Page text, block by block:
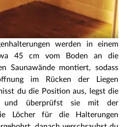
werden in einem
45 cm vom Boden an die
Saunawände montiert, sodass
im Rücken der Liegen
du die Position aus, legst die
und überprüfst sie mit der
Löcher für die Halterungen